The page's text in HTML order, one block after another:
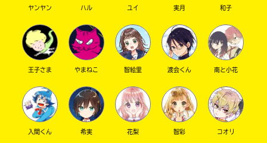
このマチのことを
キミに
ヤンヤン ハル ユイ 実月 和子
王子さま やまねこ 智絵里 渡会くん 南と小花
入間くん 希実 花梨 智彩 コオリ